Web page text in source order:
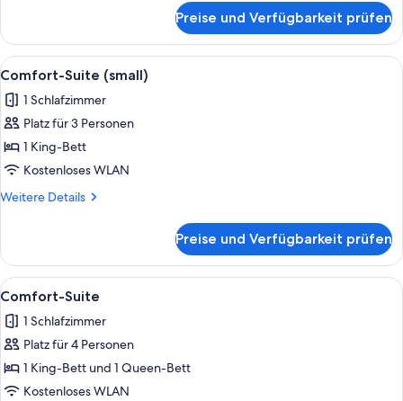
Doppelzimmer
Preise und Verfügbarkeit prüfen
Alle
Fotos
für
Comfort-
Suite
(small)
anzeigen
Ein Hotelzimmer mit Bett,
6
Comfort-Suite (small)
1 Schlafzimmer
Platz für 3 Personen
1 King-Bett
Kostenloses WLAN
Weitere Details
Weitere
Suite
(small)
Preise und Verfügbarkeit prüfen
Alle
Fotos
für
Comfort-
Suite
anzeigen
Ein Hotelzimmer mit einem großen
7
Comfort-Suite
1 Schlafzimmer
Platz für 4 Personen
1 King-Bett und 1 Queen-Bett
Kostenloses WLAN